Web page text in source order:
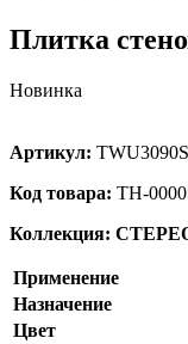
Плитка
Новинка
Артикул:
Код товара: ТН-
Коллекция:
Применение
Назначение
Цвет